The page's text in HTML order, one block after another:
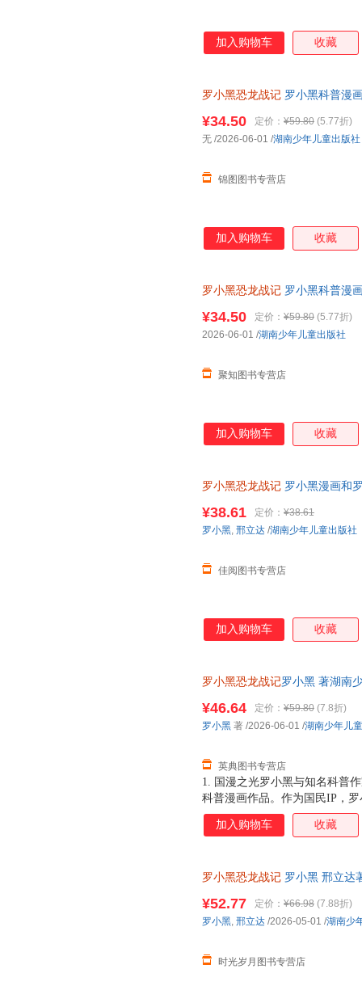
加入购物车 收藏
罗小黑恐龙战记 罗小黑科普漫
¥34.50 定价： ¥59.80 (5.77折)
锦图图书专营店
无 /2026-06-01 /湖南少年儿童出版社
加入购物车 收藏
罗小黑恐龙战记 罗小黑科普漫
¥34.50 定价： ¥59.80 (5.77折)
聚知图书专营店
2026-06-01 /湖南少年儿童出版社
加入购物车 收藏
罗小黑恐龙战记 罗小黑漫画和
¥38.61 定价： ¥38.61
佳阅图书专营店
罗小黑, 邢立达 /湖南少年儿童出版社
加入购物车 收藏
罗小黑恐龙战记罗小黑 著湖南
1. 国漫之光罗小黑与知名科普
科普漫画作品。作为国民IP，
动画于2011年开始播放，B站
3.15亿票房，同名漫画书2015
得主，中国古生物学会科普工
共20种恐龙的100+知识，兼具
越进恐龙世界，与这些史前巨
¥46.64 定价： ¥59.80 (7.8折)
英典图书专营店
罗小黑 著 /2026-06-01 /湖南少年儿
加入购物车 收藏
罗小黑恐龙战记 罗小黑 邢立达
¥52.77 定价： ¥66.98 (7.88折)
时光岁月图书专营店
罗小黑, 邢立达 /2026-05-01 /湖南少